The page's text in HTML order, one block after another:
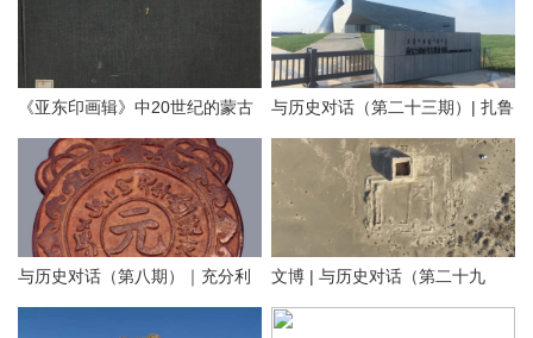
《亚东印画辑》中20世纪的蒙古
地方老照片（附AI彩色复原）
与历史对话（第二十三期）| 扎鲁
特旗南宝力皋吐博物馆
与历史对话（第八期）｜充分利
用内蒙古元代文化遗产资源，铸
文博 | 与历史对话（第二十九
期）留住历史根脉 传承中华文明